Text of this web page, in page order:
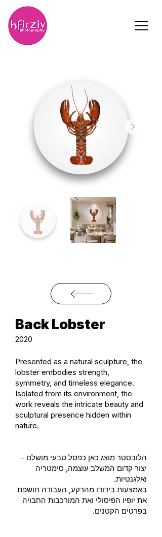
Back Lobster
2020
Presented as a natural sculpture, the
lobster embodies strength,
symmetry, and timeless elegance.
Isolated from its environment, the
work reveals the intricate beauty and
sculptural presence hidden within
nature.
הלובסטר מוצג כאן כפסל טבעי מושלם –
יצור קדום המשלב עוצמה, סימטריה
ואלגנטיות.
באמצעות בידודו מהרקע, העבודה חושפת
את יופיו הפיסולי ואת המורכבות החבויה
בפרטים הקטנים.